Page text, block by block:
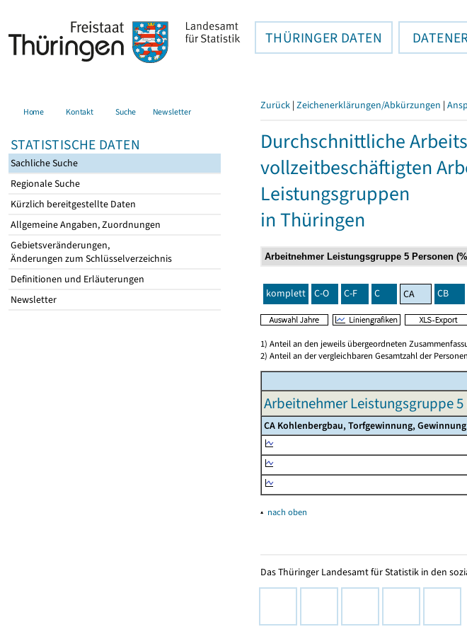
THÜRINGER DATEN
Home Kontakt Suche Newsletter
STATISTISCHE DATEN
Sachliche Suche
Regionale Suche
Kürzlich bereitgestellte Daten
Allgemeine Angaben, Zuordnungen
Gebietsveränderungen,
Änderungen zum Schlüsselverzeichnis
Definitionen und Erläuterungen
Newsletter
Zurück | Zeichenerklärungen/Abkürzungen |
Durchschnittliche
vollzeitbeschäftigten
Leistungsgruppen
in Thüringen
komplett C-O C-F C CA CB
1) Anteil an den jeweils übergeordneten
2) Anteil an der vergleichbaren Gesamtzahl der Personen
Arbeitnehmer Leistungsgruppe 5
CA Kohlenbergbau, Torfgewinnung,
▴ nach oben
Das Thüringer Landesamt für Statistik in den